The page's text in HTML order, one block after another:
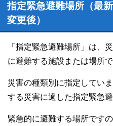
指定緊急避難場所（最
変更後）
「指定緊急避難場所」は、
に避難する施設または場所で
災害の種類別に指定してい
する災害に適した指定緊急
緊急的に避難する場所です